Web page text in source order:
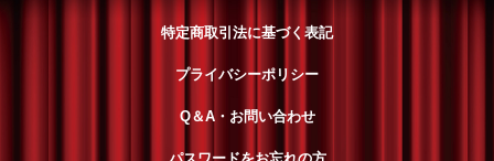
特定商取引法に基づく表記
プライバシーポリシー
Q＆A・お問い合わせ